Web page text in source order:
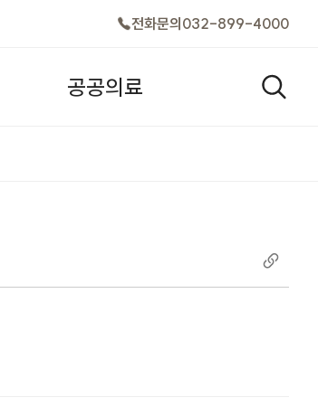
전화문의 032-899-4000
공공의료 검색창